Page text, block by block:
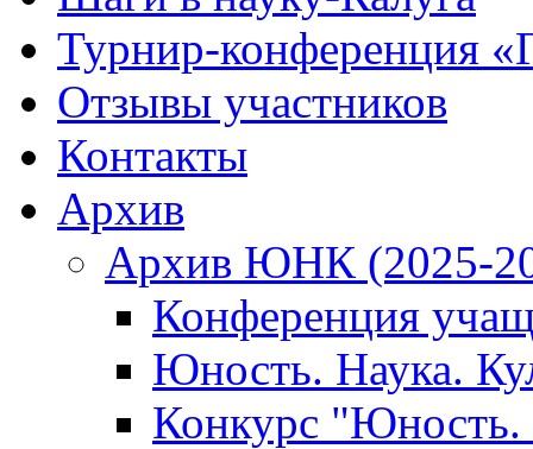
Турнир-конференция
Отзывы участников
Контакты
Архив
Архив ЮНК (2025-
Конференция
Юность. Наука.
Конкурс "Юность.